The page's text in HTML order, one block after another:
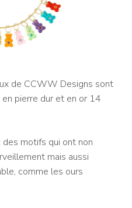
de CCWW Designs sont
pierre dur et en or 14
motifs qui ont non
mais aussi
comme les ours